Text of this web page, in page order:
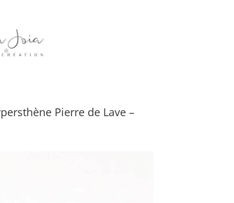
Pierre de Lave –